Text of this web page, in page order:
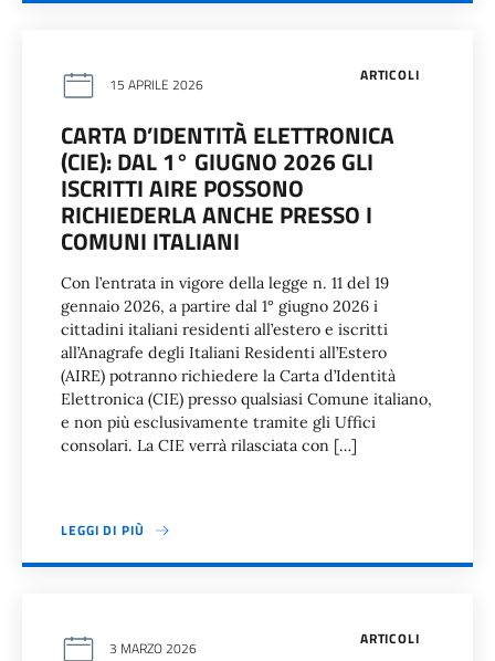
ARTICOLI
15 APRILE 2026
CARTA D’IDENTITÀ ELETTRONICA
(CIE): DAL 1° GIUGNO 2026 GLI
ISCRITTI AIRE POSSONO
RICHIEDERLA ANCHE PRESSO I
COMUNI ITALIANI
Con l’entrata in vigore della legge n. 11 del 19
gennaio 2026, a partire dal 1° giugno 2026 i
cittadini italiani residenti all’estero e iscritti
all’Anagrafe degli Italiani Residenti all’Estero
(AIRE) potranno richiedere la Carta d’Identità
Elettronica (CIE) presso qualsiasi Comune italiano,
e non più esclusivamente tramite gli Uffici
consolari. La CIE verrà rilasciata con […]
LEGGI DI PIÙ
ARTICOLI
3 MARZO 2026